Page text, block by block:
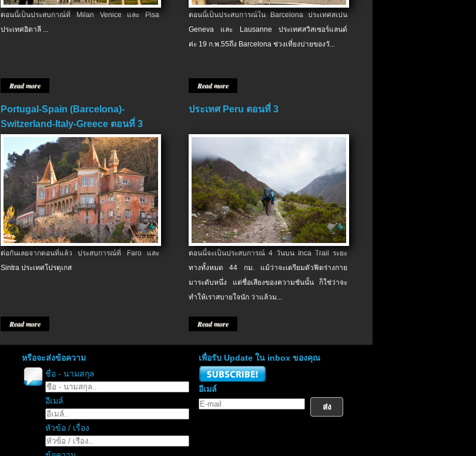
ตอนนี้เป็นประสบกาณ์ที่ Milan Venice และ Pisa
ประเทศอิตาลี ...
Read more
ตอนนี้เป็นประสบการณ์ใน Barcelona ประเทศสเปน
Geneva และ Lausanne ประเทศสวิสเซอร์แลนด์
ค่ะ 19 ก.พ.​55ถึง Barcelona ช่วงเที่ยงบ่ายของวั...
Read more
Portugal-Spain (Barcelona)-
Switzerland-Italy-Greece ตอนที่ 3
ต่อกันเลยจากตอนที่แล้ว ประสบการณ์ที่ Faro และ
Sintra ประเทศโปรตุเกส
Read more
ประเทศ Peru ตอนที่ 3
ตอนนี้จะเป็นประสบการณ์ 4 วันบน Inca Trail ระยะ
ทางทั้งหมด 44 กม. แม้ว่าจะเตรียมตัวฟิตร่างกาย
มาระดับหนึ่ง แต่ชื่อเสียงของความชันนั้น ก็ใช่ว่าจะ
ทำให้เราสบายใจนัก ว่าแล้วม...
Read more
หรือจะส่งข้อความ
ชื่อ - นามสกุล
อีเมล์
หัวข้อ / เรื่อง
เพื่อรับ Update ใน inbox ของคุณ
อีเมล์
ส่ง